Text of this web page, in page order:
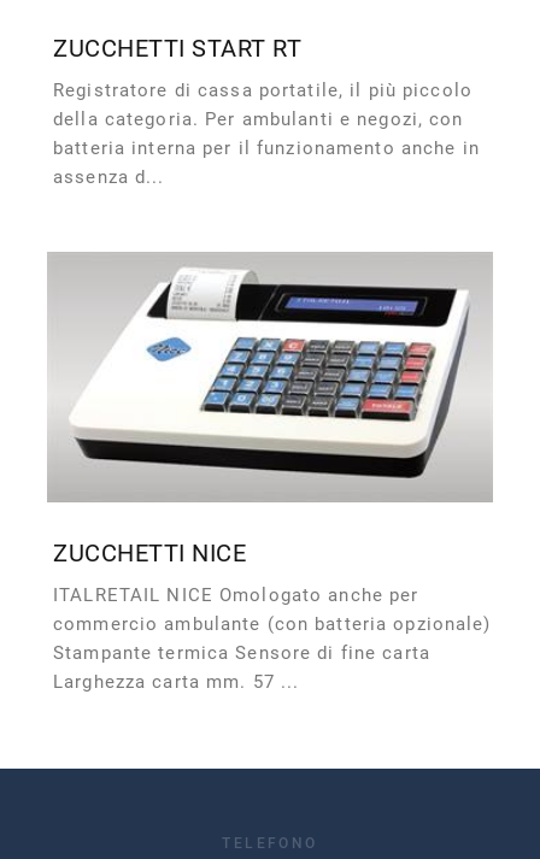
ZUCCHETTI START RT
Registratore di cassa portatile, il più piccolo
della categoria. Per ambulanti e negozi, con
batteria interna per il funzionamento anche in
assenza d...
ZUCCHETTI NICE
ITALRETAIL NICE Omologato anche per
commercio ambulante (con batteria opzionale)
Stampante termica Sensore di fine carta
Larghezza carta mm. 57 ...
TELEFONO